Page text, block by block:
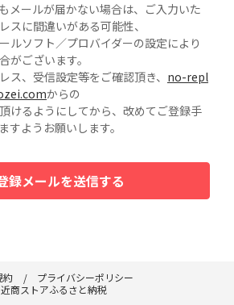
メールが届かない場合は、ご入力いた
スに間違いがある可能性、
ルソフト／プロバイダーの設定により
がございます。
ス、受信設定等をご確認頂き、 no-repl
からの
けるようにしてから、改めてご登録手
すようお願いします。
録メールを送信する
約
プライバシーポリシー
近商ストアふるさと納税